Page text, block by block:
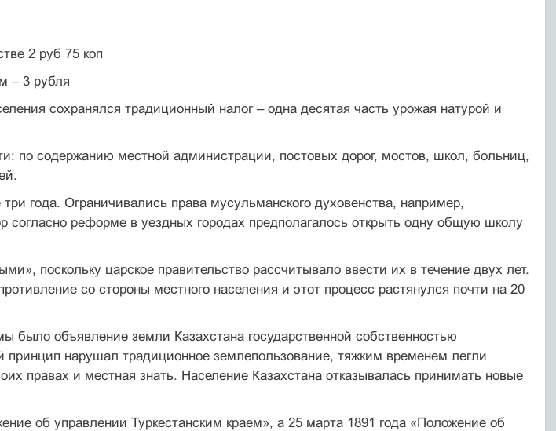
2 руб 75 коп
– 3 рубля
сохранялся традиционный налог – одна десятая часть урожая натурой и
по содержанию местной администрации, постовых дорог, мостов, школ, больниц,
года. Ограничивались права мусульманского духовенства, например,
согласно реформе в уездных городах предполагалось открыть одну общую школу
поскольку царское правительство рассчитывало ввести их в течение двух лет.
со стороны местного населения и этот процесс растянулся почти на 20
объявление земли Казахстана государственной собственностью
нарушал традиционное землепользование, тяжким временем легли
правах и местная знать. Население Казахстана отказывалась принимать новые
об управлении Туркестанским краем», а 25 марта 1891 года «Положение об